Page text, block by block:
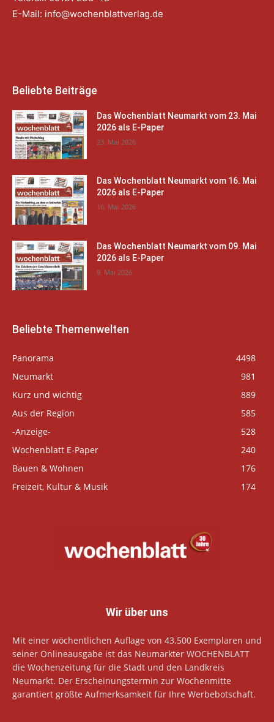
E-Mail: info@wochenblattverlag.de
Beliebte Beiträge
Das Wochenblatt Neumarkt vom 23. Mai
2026 als E-Paper
23. Mai 2026
Das Wochenblatt Neumarkt vom 16. Mai
2026 als E-Paper
16. Mai 2026
Das Wochenblatt Neumarkt vom 09. Mai
2026 als E-Paper
9. Mai 2026
Beliebte Themenwelten
Panorama
4498
Neumarkt
981
Kurz und wichtig
889
Aus der Region
585
-Anzeige-
528
Wochenblatt E-Paper
240
Bauen & Wohnen
176
Freizeit, Kultur & Musik
174
Wir über uns
Mit einer wöchentlichen Auflage von 43.500 Exemplaren und
seiner Onlineausgabe ist das Neumarkter WOCHENBLATT
die Wochenzeitung für die Stadt und den Landkreis
Neumarkt. Der Erscheinungstermin zur Wochenmitte
garantiert größte Aufmerksamkeit für Ihre Werbebotschaft.